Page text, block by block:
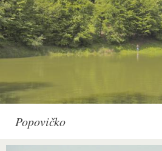
Popovičko